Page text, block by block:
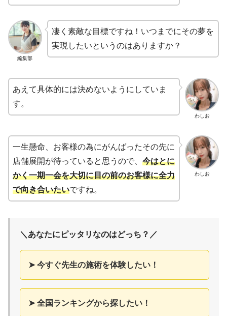
編集部
凄く素敵な目標ですね！いつまでにその夢を
実現したいというのはありますか？
わしお
あえて具体的には決めないようにしていま
す。
わしお
一生懸命、お客様の為にがんばったその先に
店舗展開が待っていると思うので、 今はとに
かく一期一会を大切に目の前のお客様に全力
で向き合いたいですね。
＼あなたにピッタリなのはどっち？／
➤ 今すぐ先生の施術を体験したい！
➤ 全国ランキングから探したい！